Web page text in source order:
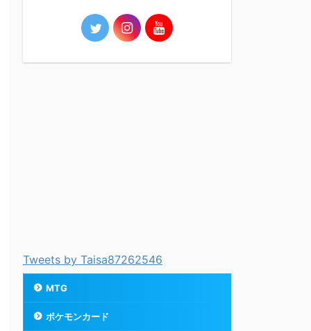
Tweets by Taisa87262546
MTG
ポケモンカード